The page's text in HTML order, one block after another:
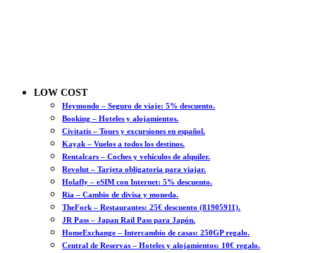
LOW COST
Heymondo – Seguro de viaje: 5% descuento.
Booking – Hoteles y alojamientos.
Civitatis – Tours y excursiones en español.
Kayak – Vuelos a todos los destinos.
Rentalcars – Coches y vehículos de alquiler.
Revolut – Tarjeta obligatoria para viajar.
Holafly – eSIM con Internet: 5% descuento.
Ria – Cambio de divisa y moneda.
TheFork – Restaurantes: 25€ descuento (81905911).
JR Pass – Japan Rail Pass para Japón.
HomeExchange – Intercambio de casas: 250GP regalo.
Central de Reservas – Hoteles y alojamientos: 10€ regalo.